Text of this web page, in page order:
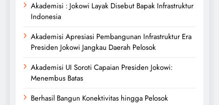
Akademisi : Jokowi Layak Disebut Bapak Infrastruktur
Indonesia
Akademisi Apresiasi Pembangunan Infrastruktur Era
Presiden Jokowi Jangkau Daerah Pelosok
Akademisi UI Soroti Capaian Presiden Jokowi:
Menembus Batas
Berhasil Bangun Konektivitas hingga Pelosok